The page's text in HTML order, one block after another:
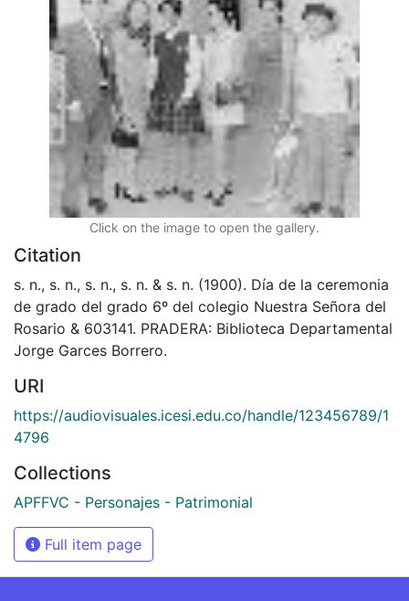
Click on the image to open the gallery.
Citation
s. n., s. n., s. n., s. n. & s. n. (1900). Día de la ceremonia
de grado del grado 6º del colegio Nuestra Señora del
Rosario & 603141. PRADERA: Biblioteca Departamental
Jorge Garces Borrero.
URI
https://audiovisuales.icesi.edu.co/handle/123456789/1
4796
Collections
APFFVC - Personajes - Patrimonial
Full item page